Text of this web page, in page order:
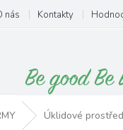
nás Kontakty
Úklidové